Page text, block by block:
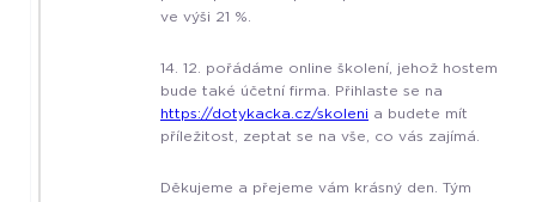
ve výši 21 %.
14. 12. pořádáme online školení, jehož hostem
bude také účetní firma. Přihlaste se na
https://dotykacka.cz/skoleni a budete mít
příležitost, zeptat se na vše, co vás zajímá.
Děkujeme a přejeme vám krásný den. Tým